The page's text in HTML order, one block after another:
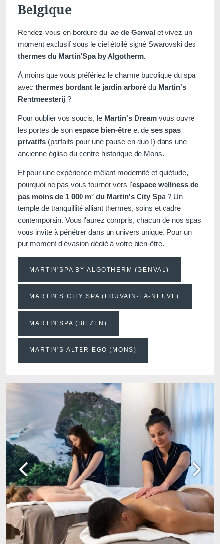
Belgique
Rendez-vous en bordure dulac de Genval et vivez un
moment exclusif sous le ciel étoilé signé Swarovski des
thermes du Martin'Spa by Algotherm.
À moins que vous préfériez le charme bucolique du spa
avec thermes bordant le jardin arborédu Martin's
Rentmeesterij ?
Pour oublier vos soucis, le Martin's Dreamvous ouvre
les portes de son espace bien-êtreet de ses spas
privatifs(parfaits pour une pause en duo !) dans une
ancienne église du centre historique de Mons.
Et pour une expérience mêlant modernité et quiétude,
pourquoi ne pas vous tourner vers l'espace wellness de
pas moins de 1 000 m² du Martin's City Spa? Un
temple de tranquillité alliant thermes, soins et cadre
contemporain. Vous l'aurez compris, chacun de nos spas
vous invite à pénétrer dans un univers unique. Pour un
pur moment d'évasion dédié à votre bien-être.
MARTIN'SPA BY ALGOTHERM (GENVAL)
MARTIN'S CITY SPA (LOUVAIN-LA-NEUVE)
MARTIN'SPA (BILZEN)
MARTIN'S ALTER EGO (MONS)